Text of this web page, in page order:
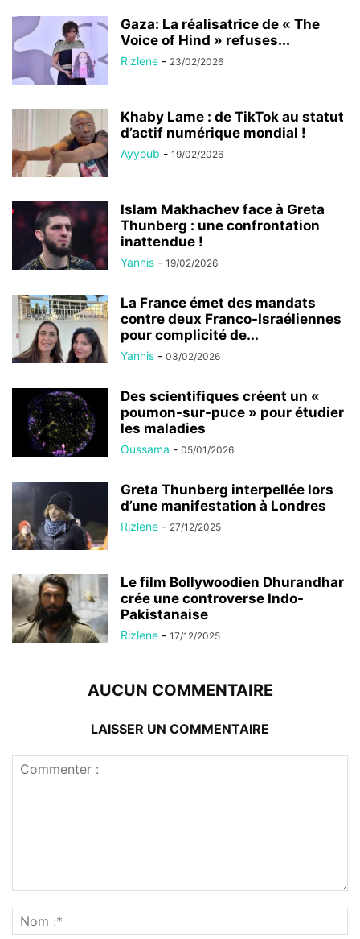
Gaza: La réalisatrice de « The
Voice of Hind » refuses...
Rizlene - 23/02/2026
Khaby Lame : de TikTok au statut
d’actif numérique mondial !
Ayyoub - 19/02/2026
Islam Makhachev face à Greta
Thunberg : une confrontation
inattendue !
Yannis - 19/02/2026
La France émet des mandats
contre deux Franco-Israéliennes
pour complicité de...
Yannis - 03/02/2026
Des scientifiques créent un «
poumon-sur-puce » pour étudier
les maladies
Oussama - 05/01/2026
Greta Thunberg interpellée lors
d’une manifestation à Londres
Rizlene - 27/12/2025
Le film Bollywoodien Dhurandhar
crée une controverse Indo-
Pakistanaise
Rizlene - 17/12/2025
AUCUN COMMENTAIRE
LAISSER UN COMMENTAIRE